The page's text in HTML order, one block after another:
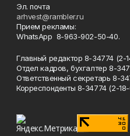
Эл. почта
arhvest@rambler.ru
Прием рекламы:
WhatsApp 8-963-902-50-40.
Главный редактор 8-34774 (2-
Отдел кадров, бухгалтер 8-
Ответственный секретарь 8-
Корреспонденты 8-34774 (2-